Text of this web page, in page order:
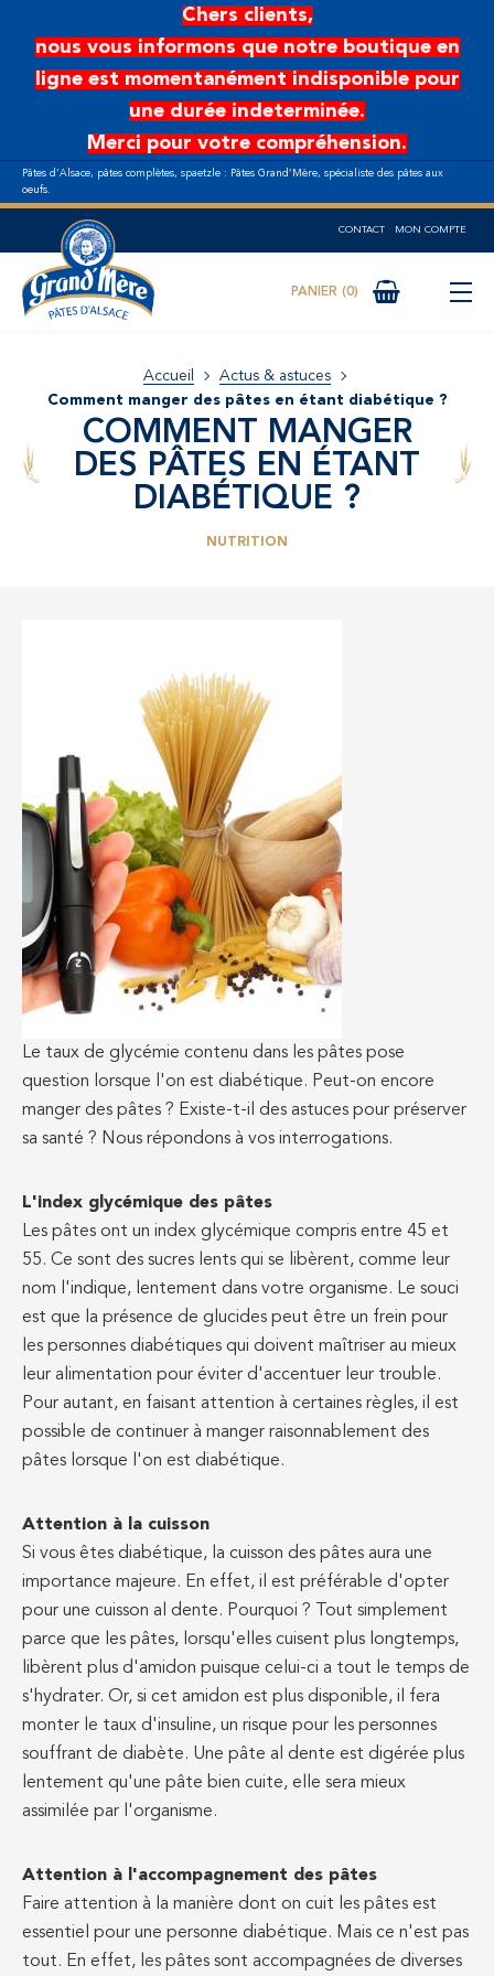
Aller au contenu principalChers clients,
nous vous informons que notre boutique en
ligne est momentanément indisponible pour
une durée indeterminée.
Merci pour votre compréhension.
Pâtes d’Alsace, pâtes complètes, spaetzle : Pâtes Grand’Mère, spécialiste des pâtes aux
oeufs.
CONTACT MON COMPTE
0
Accueil
Actus & astuces
Comment manger des pâtes en étant diabétique ?
COMMENT MANGER
DES PÂTES EN ÉTANT
DIABÉTIQUE ?
NUTRITION
Le taux de glycémie contenu dans les pâtes pose
question lorsque l'on est diabétique. Peut-on encore
manger des pâtes ? Existe-t-il des astuces pour préserver
sa santé ? Nous répondons à vos interrogations.
L'index glycémique des pâtes
Les pâtes ont un index glycémique compris entre 45 et
55. Ce sont des sucres lents qui se libèrent, comme leur
nom l'indique, lentement dans votre organisme. Le souci
est que la présence de glucides peut être un frein pour
les personnes diabétiques qui doivent maîtriser au mieux
leur alimentation pour éviter d'accentuer leur trouble.
Pour autant, en faisant attention à certaines règles, il est
possible de continuer à manger raisonnablement des
pâtes lorsque l'on est diabétique.
Attention à la cuisson
Si vous êtes diabétique, la cuisson des pâtes aura une
importance majeure. En effet, il est préférable d'opter
pour une cuisson al dente. Pourquoi ? Tout simplement
parce que les pâtes, lorsqu'elles cuisent plus longtemps,
libèrent plus d'amidon puisque celui-ci a tout le temps de
s'hydrater. Or, si cet amidon est plus disponible, il fera
monter le taux d'insuline, un risque pour les personnes
souffrant de diabète. Une pâte al dente est digérée plus
lentement qu'une pâte bien cuite, elle sera mieux
assimilée par l'organisme.
Attention à l'accompagnement des pâtes
Faire attention à la manière dont on cuit les pâtes est
essentiel pour une personne diabétique. Mais ce n'est pas
tout. En effet, les pâtes sont accompagnées de diverses